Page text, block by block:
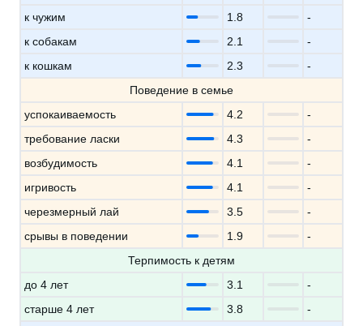
к чужим
1.8
-
к собакам
2.1
-
к кошкам
2.3
-
Поведение в семье
успокаиваемость
4.2
-
требование ласки
4.3
-
возбудимость
4.1
-
игривость
4.1
-
черезмерный лай
3.5
-
срывы в поведении
1.9
-
Терпимость к детям
до 4 лет
3.1
-
старше 4 лет
3.8
-